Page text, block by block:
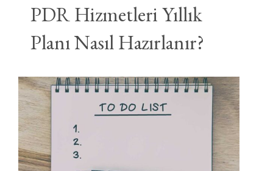
PDR Hizmetleri Yıllık
Planı Nasıl Hazırlanır?